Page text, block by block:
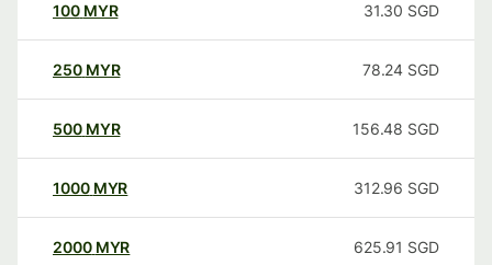
100 MYR 31.30 SGD
250 MYR 78.24 SGD
500 MYR 156.48 SGD
1000 MYR 312.96 SGD
2000 MYR 625.91 SGD